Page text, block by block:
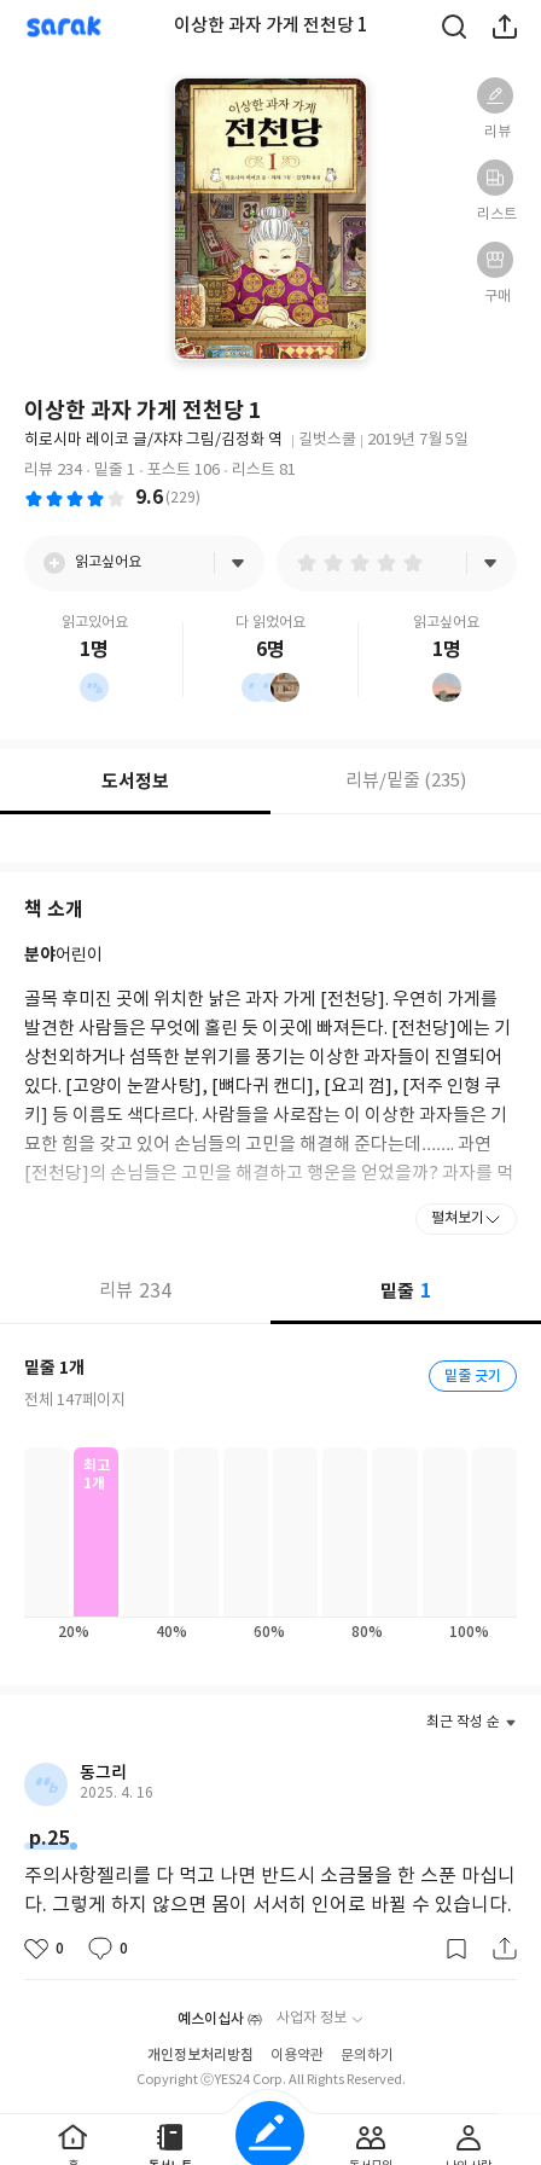
sarak 이상한 과자 가게 전천당 1
리뷰
리스트
구매
이상한 과자 가게 전천당 1
글
쓴
히로시마 레이코 글/쟈쟈 그림/김정화 역
출
길벗스쿨
2019년 7월 5일
리뷰 234
밑줄 1 포스트 106 리스트 81
9.6 (229)
읽고싶어요
읽고있어요
1명
다 읽었어요
6명
읽고싶어요
1명
도서정보 리뷰/밑줄 (235)
책 소개
분야어린이
골목 후미진 곳에 위치한 낡은 과자 가게 [전천당]. 우연히 가게를
발견한 사람들은 무엇에 홀린 듯 이곳에 빠져든다. [전천당]에는 기
상천외하거나 섬뜩한 분위기를 풍기는 이상한 과자들이 진열되어
있다. [고양이 눈깔사탕], [뼈다귀 캔디], [요괴 껌], [저주 인형 쿠
키] 등 이름도 색다르다. 사람들을 사로잡는 이 이상한 과자들은 기
묘한 힘을 갖고 있어 손님들의 고민을 해결해 준다는데……. 과연
[전천당]의 손님들은 고민을 해결하고 행운을 얻었을까? 과자를 먹
되어 16년 간 총 11권이 나왔습니다. 후속권이 나올 때마다 판타지
분야에서 1위를 하며 현재 85만 부 이상이 판매되었습니다. 또한 일
탐정] 시리즈, [있으려나 서점]과 함께 나란히 선정되었다. 게다가
작가 히로시마 레이코는 주니어 판타지 대상을 수상한 만큼 작품성
일본에서 화제를 몰고 있는 위 판타지 시리즈를 국내 어린이들에게
며 신선하게 다가옵니다. 『이상한 과자 가게 전천당』에서 보여주
펼쳐보기
리뷰 234 밑줄 1
밑줄 1개
전체 147페이지
밑줄 긋기
최고
1개
20% 40% 60% 80% 100%
최근 작성 순
동그리
2025. 4. 16
p.25
주의사항젤리를 다 먹고 나면 반드시 소금물을 한 스푼 마십니
다. 그렇게 하지 않으면 몸이 서서히 인어로 바뀔 수 있습니다.
0 0
예스이십사 ㈜ 사업자 정보
개인정보처리방침 이용약관
문의하기
Copyright ⓒYES24 Corp. All Rights Reserved.